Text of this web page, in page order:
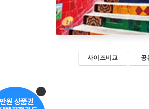
사이즈비교 공